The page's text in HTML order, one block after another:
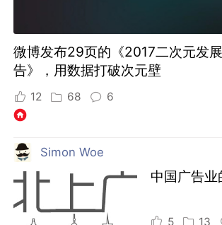
微博发布29页的《2017二次元发
告》，用数据打破次元壁
12 68 6
Simon Woe
中国广告业
5 13